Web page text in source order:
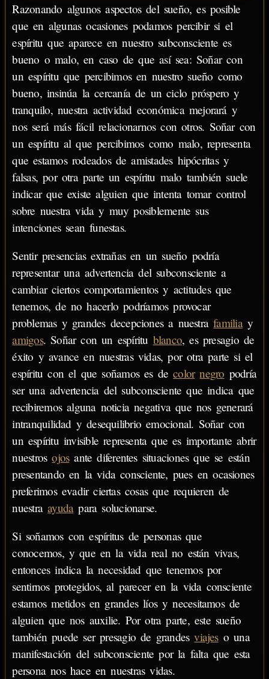
Razonando algunos aspectos del sueño, es posible
que en algunas ocasiones podamos percibir si el
espíritu que aparece en nuestro subconsciente es
bueno o malo, en caso de que así sea: Soñar con
un espíritu que percibimos en nuestro sueño como
bueno, insinúa la cercanía de un ciclo próspero y
tranquilo, nuestra actividad económica mejorará y
nos será más fácil relacionarnos con otros. Soñar con
un espíritu al que percibimos como malo, representa
que estamos rodeados de amistades hipócritas y
falsas, por otra parte un espíritu malo también suele
indicar que existe alguien que intenta tomar control
sobre nuestra vida y muy posiblemente sus
intenciones sean funestas.
Sentir presencias extrañas en un sueño podría
representar una advertencia del subconsciente a
cambiar ciertos comportamientos y actitudes que
tenemos, de no hacerlo podríamos provocar
problemas y grandes decepciones a nuestrafamiliay
amigos. Soñar con un espíritu blanco, es presagio de
éxito y avance en nuestras vidas, por otra parte si el
espíritu con el que soñamos es decolor negro podría
ser una advertencia del subconsciente que indica que
recibiremos alguna noticia negativa que nos generará
intranquilidad y desequilibrio emocional. Soñar con
un espíritu invisible representa que es importante abrir
nuestrosojosante diferentes situaciones que se están
presentando en la vida consciente, pues en ocasiones
preferimos evadir ciertas cosas que requieren de
nuestraayudapara solucionarse.
Si soñamos con espíritus de personas que
conocemos, y que en la vida real no están vivas,
entonces indica la necesidad que tenemos por
sentirnos protegidos, al parecer en la vida consciente
estamos metidos en grandes líos y necesitamos de
alguien que nos auxilie. Por otra parte, este sueño
también puede ser presagio de grandesviajeso una
manifestación del subconsciente por la falta que esta
persona nos hace en nuestras vidas.